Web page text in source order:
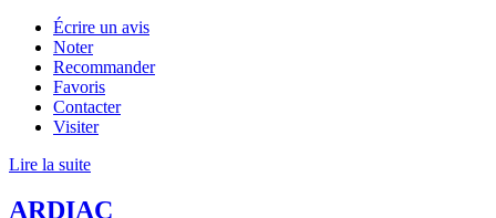
Écrire un avis
Noter
Recommander
Favoris
Contacter
Visiter
Lire la suite
ARDIAC